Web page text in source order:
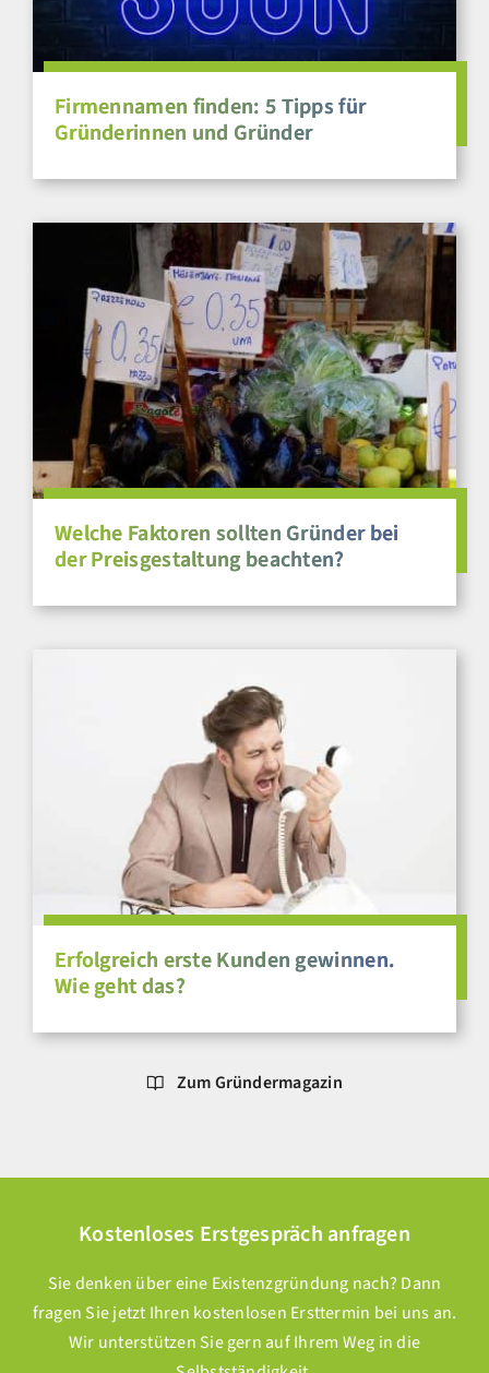
Firmennamen finden: 5 Tipps für
Gründerinnen und Gründer
Welche Faktoren sollten Gründer bei
der Preisgestaltung beachten?
Erfolgreich erste Kunden gewinnen.
Wie geht das?
Zum Gründermagazin
Kostenloses Erstgespräch anfragen
Sie denken über eine Existenzgründung nach? Dann
fragen Sie jetzt Ihren kostenlosen Ersttermin bei uns an.
Wir unterstützen Sie gern auf Ihrem Weg in die